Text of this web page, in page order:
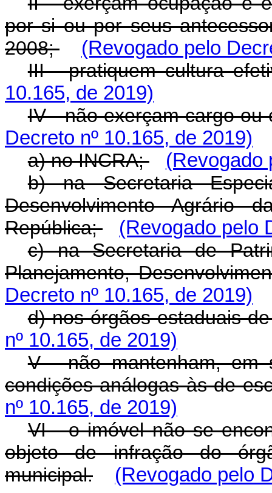
por si ou por seus
2008;
(Revogado pelo
III - pratiquem cultura
10.165, de 2019)
IV - não exerçam cargo ou
Decreto nº 10.165, de 2019)
a) no INCRA;
(Revogado
b) na Secretaria
Desenvolvimento Agrário
República;
(Revogado pelo
c) na Secretaria de
Planejamento,
Decreto nº 10.165, de 2019)
d) nos órgãos estaduais
nº 10.165, de 2019)
V - não mantenham, em
condições análogas às de
nº 10.165, de 2019)
VI - o imóvel não se
objeto de infração do
municipal.
(Revogado pelo